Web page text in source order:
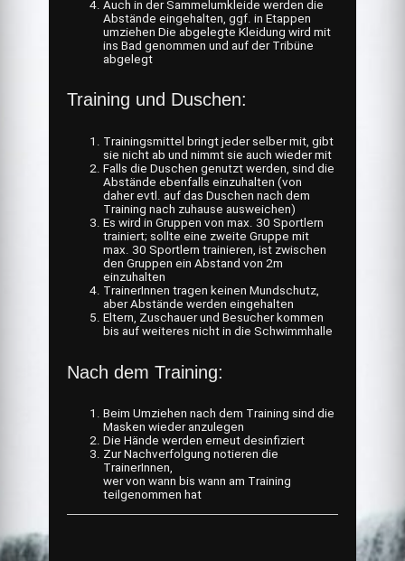
Auch in der Sammelumkleide werden die
Abstände eingehalten, ggf. in Etappen
umziehen Die abgelegte Kleidung wird mit
ins Bad genommen und auf der Tribüne
abgelegt
Training und Duschen:
Trainingsmittel bringt jeder selber mit, gibt
sie nicht ab und nimmt sie auch wieder mit
Falls die Duschen genutzt werden, sind die
Abstände ebenfalls einzuhalten (von
daher evtl. auf das Duschen nach dem
Training nach zuhause ausweichen)
Es wird in Gruppen von max. 30 Sportlern
trainiert; sollte eine zweite Gruppe mit
max. 30 Sportlern trainieren, ist zwischen
den Gruppen ein Abstand von 2m
einzuhalten
TrainerInnen tragen keinen Mundschutz,
aber Abstände werden eingehalten
Eltern, Zuschauer und Besucher kommen
bis auf weiteres nicht in die Schwimmhalle
Nach dem Training:
Beim Umziehen nach dem Training sind die
Masken wieder anzulegen
Die Hände werden erneut desinfiziert
Zur Nachverfolgung notieren die
TrainerInnen,
wer von wann bis wann am Training
teilgenommen hat